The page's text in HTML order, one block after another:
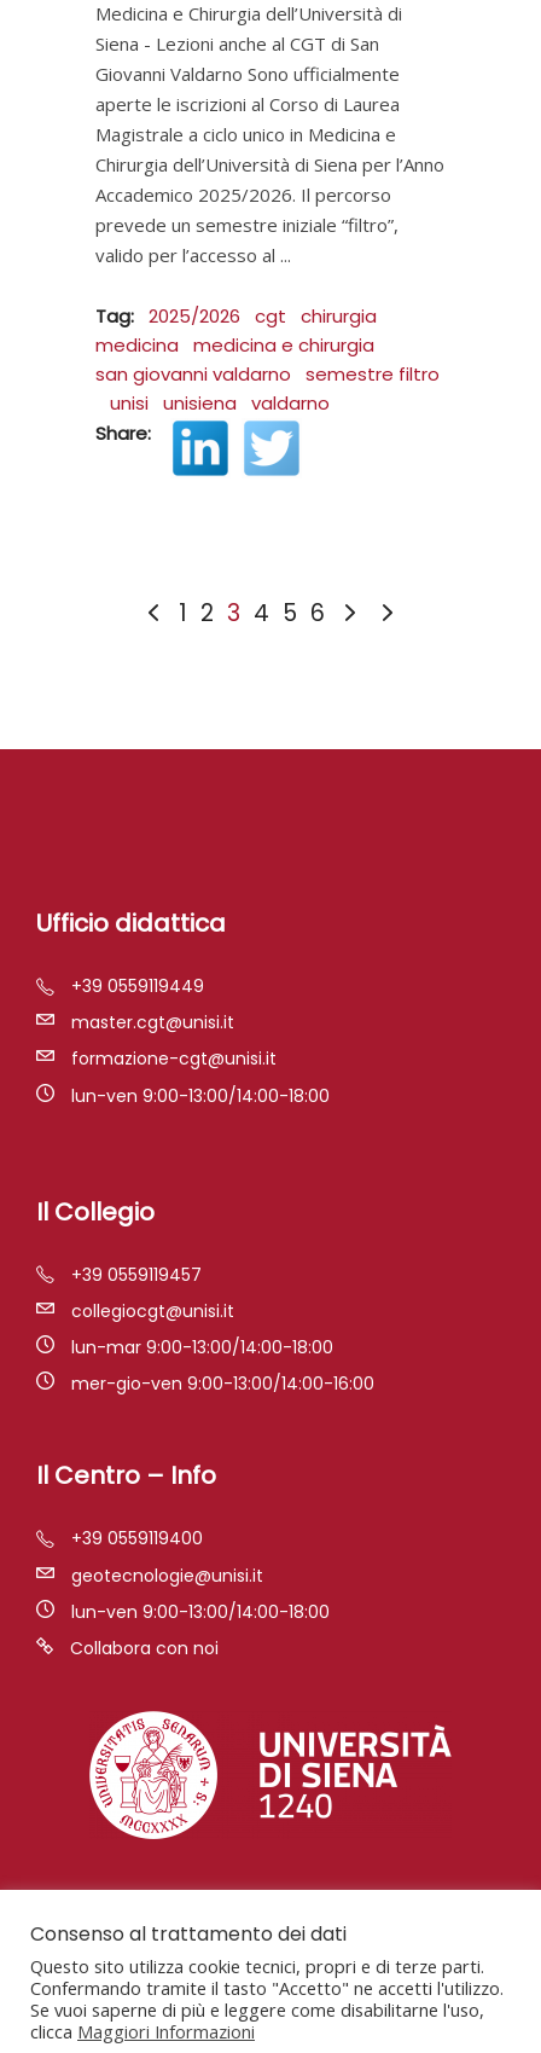
Medicina e Chirurgia dell’Università di
Siena - Lezioni anche al CGT di San
Giovanni Valdarno Sono ufficialmente
aperte le iscrizioni al Corso di Laurea
Magistrale a ciclo unico in Medicina e
Chirurgia dell’Università di Siena per l’Anno
Accademico 2025/2026. Il percorso
prevede un semestre iniziale “filtro”,
valido per l’accesso al
Tag: 2025/2026 cgt
chirurgia
medicina
medicina e chirurgia
san giovanni valdarno
semestre filtro
unisi unisiena
valdarno
Share:
1 2 3 4 5 6
Ufficio didattica
+39 0559119449
master.cgt@unisi.it
formazione-cgt@unisi.it
lun-ven 9:00-13:00/14:00-18:00
Il Collegio
+39 0559119457
collegiocgt@unisi.it
lun-mar 9:00-13:00/14:00-18:00
mer-gio-ven 9:00-13:00/14:00-16:00
Il Centro – Info
+39 0559119400
geotecnologie@unisi.it
lun-ven 9:00-13:00/14:00-18:00
Collabora con noi
San Giovanni Valdarno, AR, Via Vetri Vecchi, 34,
Consenso al trattamento dei dati
Questo sito utilizza cookie tecnici, propri e di terze parti.
Confermando tramite il tasto "Accetto" ne accetti l'utilizzo.
Se vuoi saperne di più e leggere come disabilitarne l'uso,
clicca Maggiori Informazioni